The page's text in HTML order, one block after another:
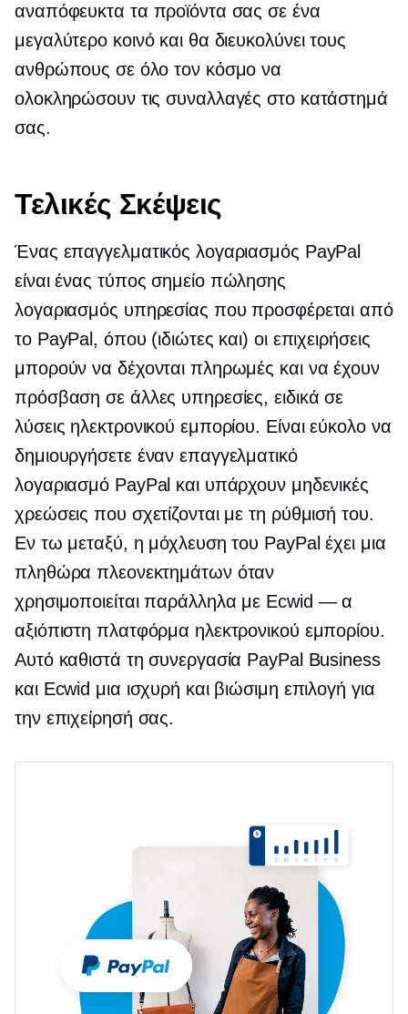
αναπόφευκτα τα προϊόντα σας σε ένα
μεγαλύτερο κοινό και θα διευκολύνει τους
ανθρώπους σε όλο τον κόσμο να
ολοκληρώσουν τις συναλλαγές στο κατάστημά
σας.
Τελικές Σκέψεις
Ένας επαγγελματικός λογαριασμός PayPal
είναι ένας τύποςσημείο πώλησης
λογαριασμός υπηρεσίας που προσφέρεται από
το PayPal, όπου (ιδιώτες και) οι επιχειρήσεις
μπορούν να δέχονται πληρωμές και να έχουν
πρόσβαση σε άλλες υπηρεσίες, ειδικά σε
λύσεις ηλεκτρονικού εμπορίου. Είναι εύκολο να
δημιουργήσετε έναν επαγγελματικό
λογαριασμό PayPal και υπάρχουν μηδενικές
χρεώσεις που σχετίζονται με τη ρύθμισή του.
Εν τω μεταξύ, η μόχλευση του PayPal έχει μια
πληθώρα πλεονεκτημάτων όταν
χρησιμοποιείται παράλληλα με Ecwid — α
αξιόπιστη πλατφόρμα ηλεκτρονικού εμπορίου.
Αυτό καθιστά τη συνεργασία PayPal Business
και Ecwid μια ισχυρή και βιώσιμη επιλογή για
την επιχείρησή σας.